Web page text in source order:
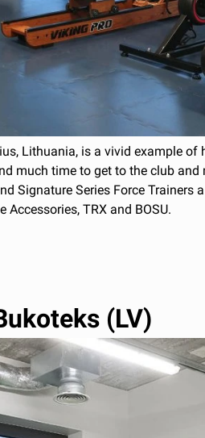
Lithuania, is a vivid example
much time to get to the club
Signature Series Force Trainers
Accessories, TRX and BOSU.
(LV)